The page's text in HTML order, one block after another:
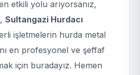
etkili yolu arıyorsanız,
Sultangazi Hurdacı
işletmelerin hurda metal
en profesyonel ve şeffaf
için buradayız. Hemen